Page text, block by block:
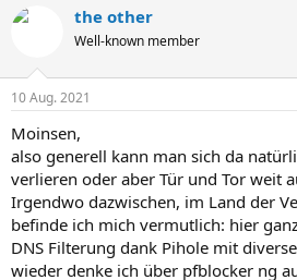
k
e
:
the other
Well-known member
10 Aug. 2021
Moinsen,
also generell kann man sich da
verlieren oder aber Tür und Tor weit
Irgendwo dazwischen, im Land der
befinde ich mich vermutlich: hier
DNS Filterung dank Pihole mit
wieder denke ich über pfblocker ng